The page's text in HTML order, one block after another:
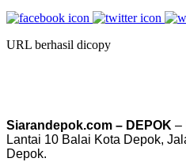
URL berhasil dicopy
Siarandepok.com – DEPOK –
Lantai 10 Balai Kota Depok,
Depok.